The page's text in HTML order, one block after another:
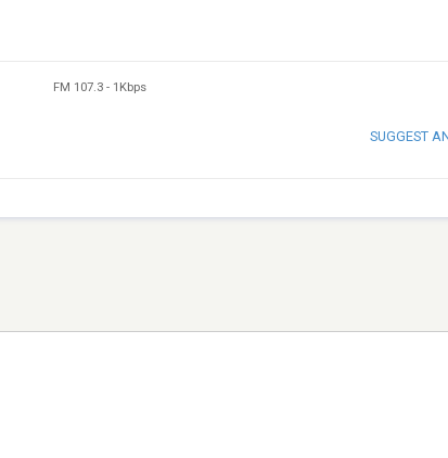
FM 107.3 - 1Kbps
SUGGEST